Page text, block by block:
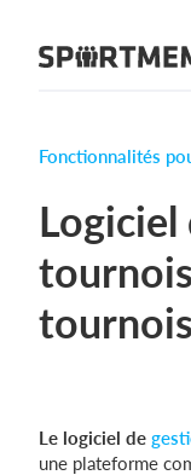
À propos
Collecte
Boutique
Fonctionnalités
Logiciel
Le logiciel de
une plateforme